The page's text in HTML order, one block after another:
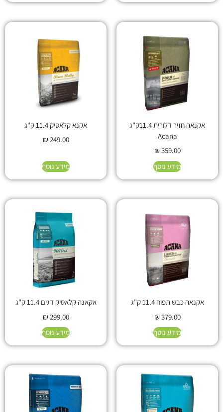
אקנאה חזיר דלורית 11.4ק"ג
Acana
₪359.00
מידע נוסף
אקנא קלאסיק 11.4 ק"ג
₪249.00
מידע נוסף
אקנאה כבש תפוח 11.4 ק"ג
₪379.00
מידע נוסף
אקאנה קלאסיק דגים 11.4 ק"ג
₪299.00
מידע נוסף